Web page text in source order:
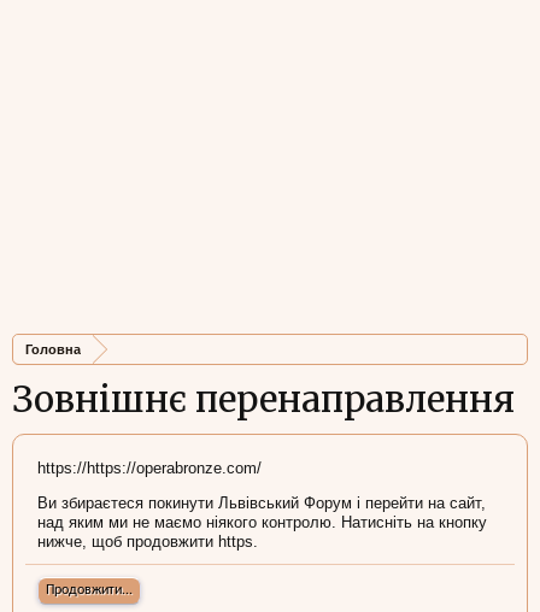
Головна
Зовнішнє перенаправлення
https://https://operabronze.com/
Ви збираєтеся покинути Львівський Форум і перейти на сайт,
над яким ми не маємо ніякого контролю. Натисніть на кнопку
нижче, щоб продовжити https.
Продовжити...